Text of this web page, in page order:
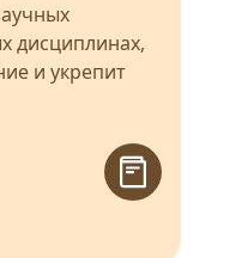
дисциплинах,
и укрепит